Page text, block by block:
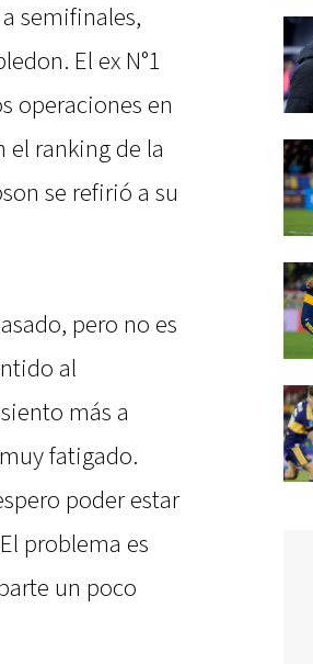
semifinales,
El ex N°1
operaciones en
el ranking de la
se refirió a su
pero no es
al
más a
fatigado.
poder estar
problema es
un poco